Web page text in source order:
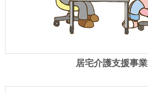
居宅介護支援事業